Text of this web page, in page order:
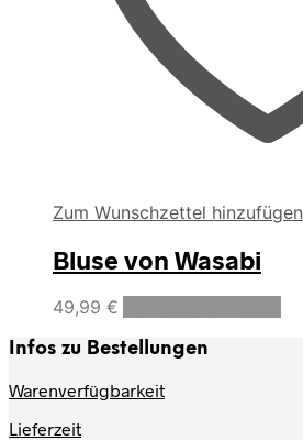
Zum Wunschzettel hinzufügen
Bluse von Wasabi
49,99 €
Infos zu Bestellungen
Warenverfügbarkeit
Lieferzeit